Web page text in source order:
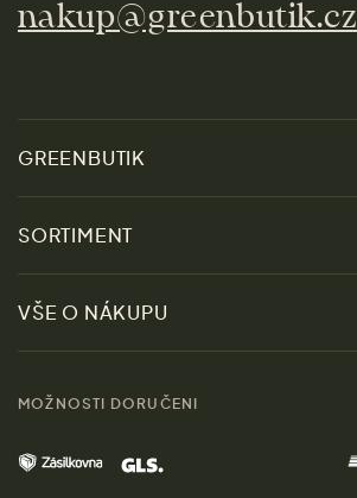
nakup@greenbutik.cz
GREENBUTIK
Udržitelnost
Obchody
Kontakt
SORTIMENT
Slevy
Ženy
Muži
Domov
VŠE O NÁKUPU
MOŽNOSTI DORUČENI